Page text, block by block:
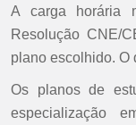
A carga horária
Resolução CNE/
plano escolhido. O
Os planos de
especialização